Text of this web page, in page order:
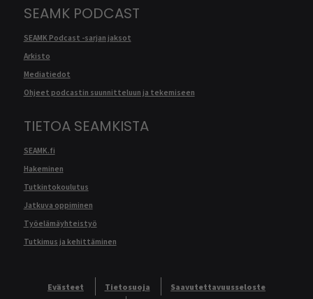
SEAMK PODCAST
SEAMK Podcast -sarjan jaksot
Arkisto
Mediatiedot
Ohjeet podcastin suunnitteluun ja tekemiseen
TIETOA SEAMKISTA
SEAMK.fi
Hakeminen
Tutkintokoulutus
Jatkuva oppiminen
Työelämäyhteistyö
Tutkimus ja kehittäminen
Evästeet Tietosuoja Saavutettavuusseloste